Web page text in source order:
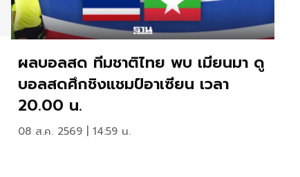
ผลบอลสด ทีมชาติไทย พบ เมียนมา ดู
บอลสดศึกชิงแชมป์อาเซียน เวลา
20.00 น.
08 ส.ค. 2569 | 14:59 น.